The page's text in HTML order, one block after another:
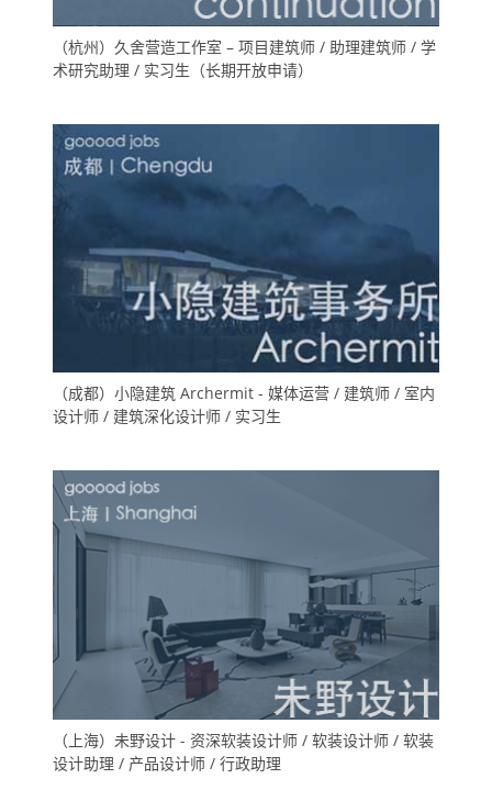
（杭州）久舍营造工作室 – 项目建筑师 / 助理建筑师 / 学
术研究助理 / 实习生（长期开放申请）
（成都）小隐建筑 Archermit - 媒体运营 / 建筑师 / 室内
设计师 / 建筑深化设计师 / 实习生
（上海）未野设计 - 资深软装设计师 / 软装设计师 / 软装
设计助理 / 产品设计师 / 行政助理